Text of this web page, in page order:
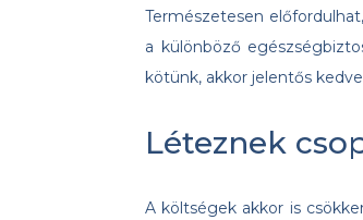
Természetesen
a különböző
kötünk, akkor jelentős
Léteznek
A költségek akkor is